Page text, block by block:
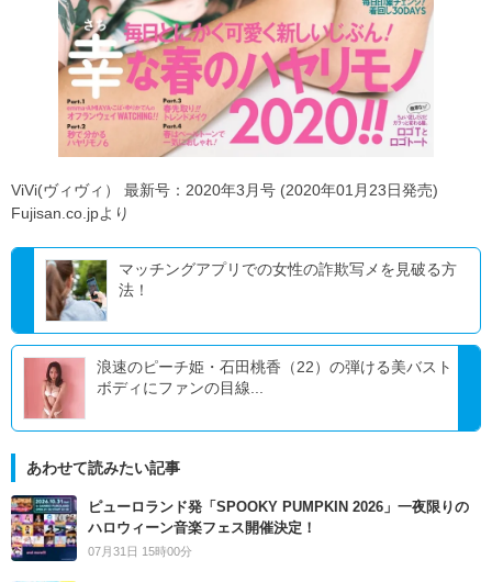
ViVi(ヴィヴィ） 最新号：2020年3月号 (2020年01月23日発売)
Fujisan.co.jpより
マッチングアプリでの女性の詐欺写メを見破る方
法！
浪速のピーチ姫・石田桃香（22）の弾ける美バスト
ボディにファンの目線...
あわせて読みたい記事
ピューロランド発「SPOOKY PUMPKIN 2026」一夜限りの
ハロウィーン音楽フェス開催決定！
07月31日 15時00分